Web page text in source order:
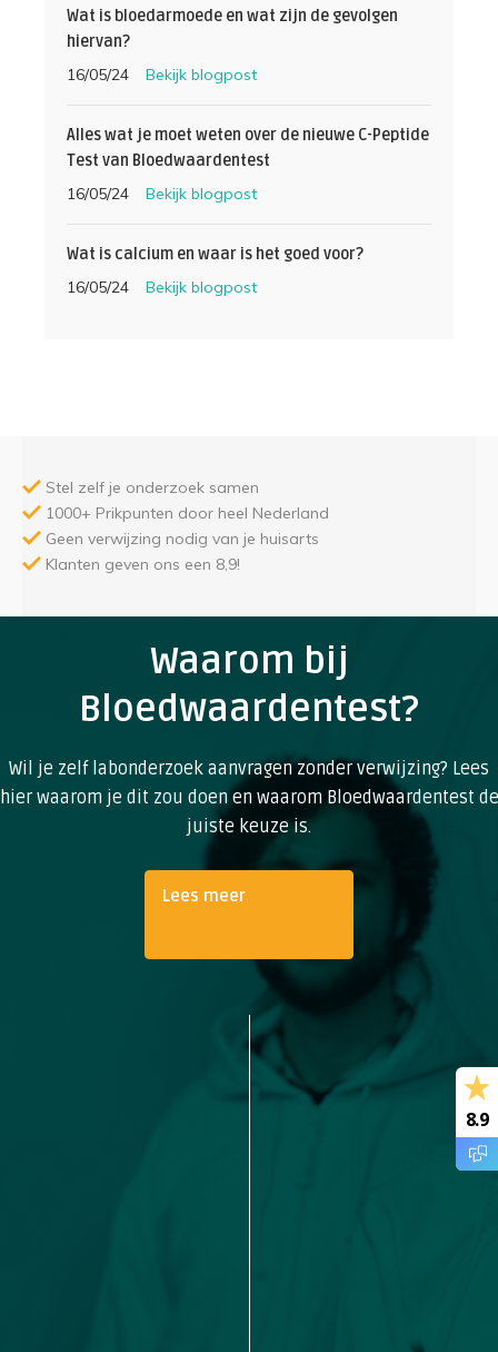
Wat is bloedarmoede en wat zijn de gevolgen
hiervan?
16/05/24 Bekijk blogpost
Alles wat je moet weten over de nieuwe C-Peptide
Test van Bloedwaardentest
16/05/24 Bekijk blogpost
Wat is calcium en waar is het goed voor?
16/05/24 Bekijk blogpost
Stel zelf je onderzoek samen
1000+ Prikpunten door heel Nederland
Geen verwijzing nodig van je huisarts
Klanten geven ons een 8,9!
Waarom bij
Bloedwaardentest?
Wil je zelf labonderzoek aanvragen zonder verwijzing? Lees
hier waarom je dit zou doen en waarom Bloedwaardentest de
juiste keuze is.
Lees meer
8.9